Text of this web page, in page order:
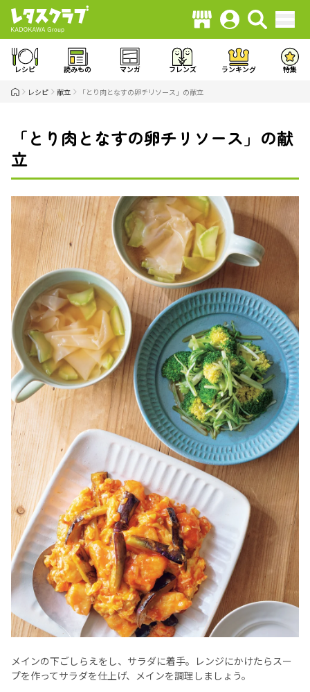
レシピ 読みもの マンガ フレンズ ランキング 特集
レシピ 献立 「とり肉となすの卵チリソース」の献立
「とり肉となすの卵チリソース」の献
立
メインの下ごしらえをし、サラダに着手。レンジにかけたらスー
プを作ってサラダを仕上げ、メインを調理しましょう。